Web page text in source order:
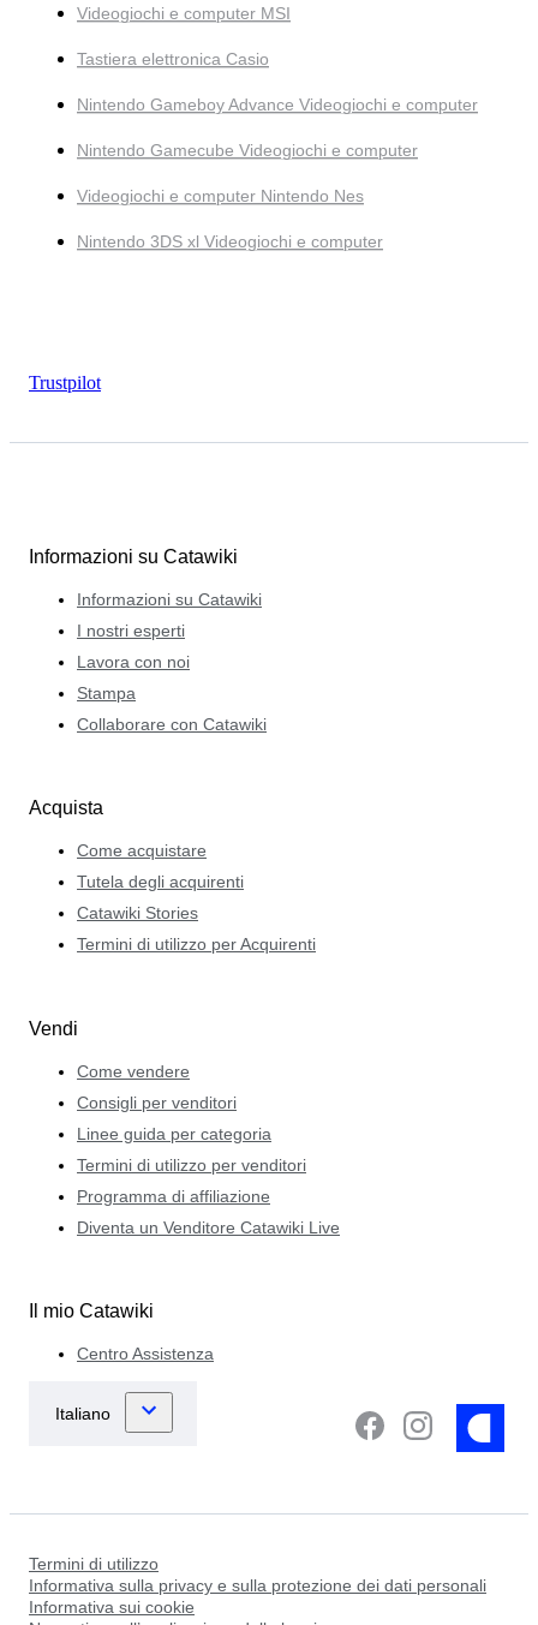
Videogiochi e computer MSI
Tastiera elettronica Casio
Nintendo Gameboy Advance Videogiochi e computer
Nintendo Gamecube Videogiochi e computer
Videogiochi e computer Nintendo Nes
Nintendo 3DS xl Videogiochi e computer
Trustpilot
Informazioni su Catawiki
Informazioni su Catawiki
I nostri esperti
Lavora con noi
Stampa
Collaborare con Catawiki
Acquista
Come acquistare
Tutela degli acquirenti
Catawiki Stories
Termini di utilizzo per Acquirenti
Vendi
Come vendere
Consigli per venditori
Linee guida per categoria
Termini di utilizzo per venditori
Programma di affiliazione
Diventa un Venditore Catawiki Live
Il mio Catawiki
Centro Assistenza
Termini di utilizzo
Informativa sulla privacy e sulla protezione dei dati personali
Informativa sui cookie